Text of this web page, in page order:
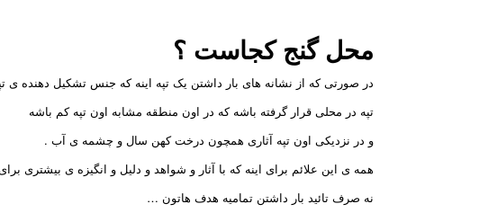
محل گنج کجاست ؟
در صورتی که از نشانه های بار داشتن یک تپه اینه که جنس تشکیل دهنده ی
تپه در محلی قرار گرفته باشه که در اون منطقه مشابه اون تپه کم باشه
و در نزدیکی اون تپه آثاری همچون درخت کهن سال و چشمه ی آب .
همه ی این علائم برای اینه که با آثار و شواهد و دلیل و انگیزه ی بیشتری
نه صرف تائید بار داشتن تمامیه هدف هاتون …